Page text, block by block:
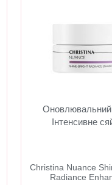
Інтенсивне
Christina Nuance
Radiance